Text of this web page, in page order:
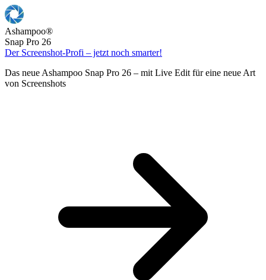
Ashampoo®
Snap Pro 26
Der Screenshot-Profi – jetzt noch smarter!
Das neue Ashampoo Snap Pro 26 – mit Live Edit für eine neue Art
von Screenshots